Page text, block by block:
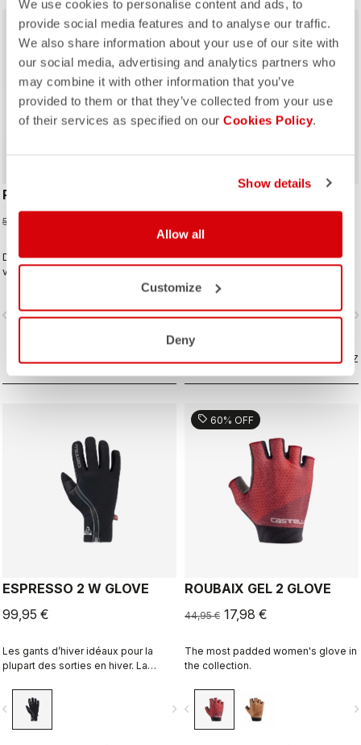
We use cookies to personalise content and ads, to
provide social media features and to analyse our traffic.
We also share information about your use of our site with
our social media, advertising and analytics partners who
may combine it with other information that you’ve
provided to them or that they’ve collected from your use
of their services as specified on our Cookies Policy.
Show details
Allow all
Customize
Deny
sell40% OFF
PREMIO W GLOVE
59,95 €
Des gants de grande qualité pour
vous assurer confort et protection
navigate_next
COMPAREZ
Les gants d’hiver idéaux pour la
combinaison de tissu Polartec® et
PrimaLoft® garde vos mains au
navigate_before
COMPAREZ
ESPRESSO 2 W GLOVE
99,95 €
Les gants d’hiver idéaux pour la
plupart des sorties en hiver. La
d’une couche isolante en
PrimaLoft® garde vos mains au
chaud et les protège des éléments.
navigate_next
sell 60% OFF
ROUBAIX GEL 2 GLOVE
44,95 € 17,98 €
The most padded women's glove in
the collection.
navigate_before